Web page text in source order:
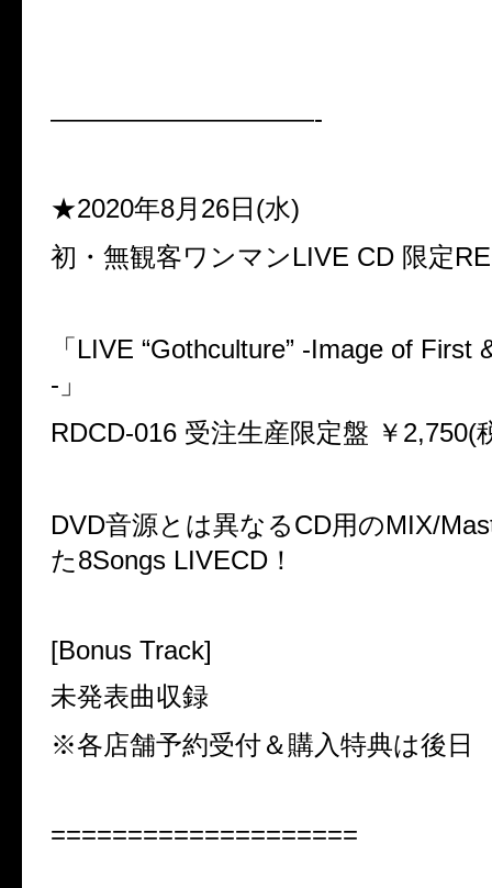
——————————-
★2020年8月26日(水)
初・無観客ワンマンLIVE CD 限定
「LIVE “Gothculture” -Image of First
-」
RDCD-016 受注生産限定盤 ￥2,750(
DVD音源とは異なるCD用のMIX/
た8Songs LIVECD！
[Bonus Track]
未発表曲収録
※各店舗予約受付＆購入特典は後日
====================